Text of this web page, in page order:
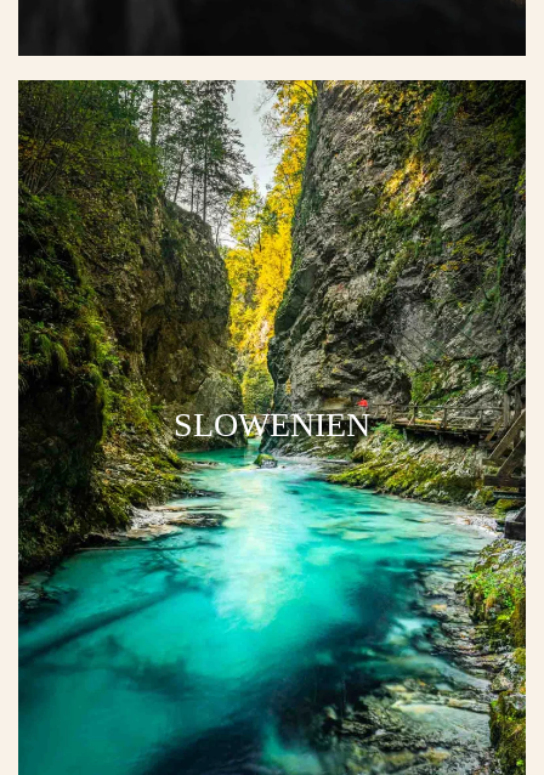
SLOWENIEN